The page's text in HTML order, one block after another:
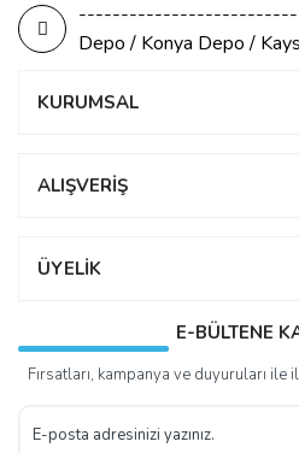
---------------------------
Depo / Konya Depo /
KURUMSAL
ALIŞVERİŞ
ÜYELİK
E-BÜLTENE
Fırsatları, kampanya ve duyuruları